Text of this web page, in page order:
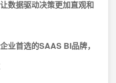
数据驱动决策更加直观和
业首选的SAAS BI品牌，